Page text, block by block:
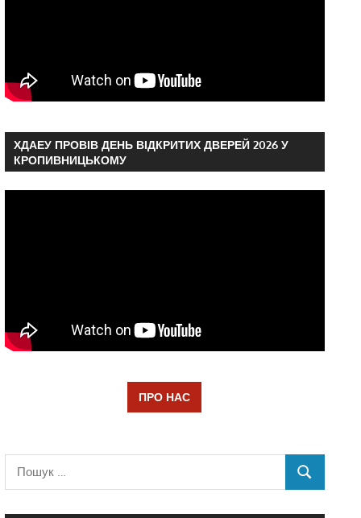
ХДАЕУ ПРОВІВ ДЕНЬ ВІДКРИТИХ ДВЕРЕЙ 2026 У
КРОПИВНИЦЬКОМУ
ПРО НАС